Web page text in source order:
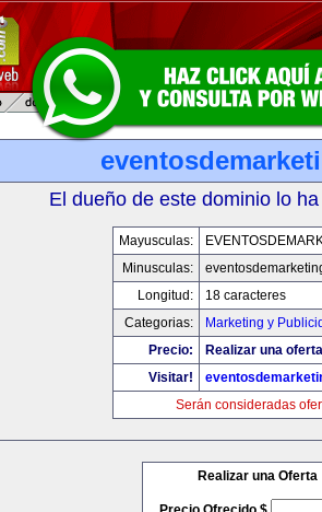
El dueño de este dominio lo
Mayusculas:
Minusculas:
Longitud:
18 caracteres
Categorias:
Marketing y
Precio:
Realizar una
Visitar!
Serán consideradas
Realizar una Oferta